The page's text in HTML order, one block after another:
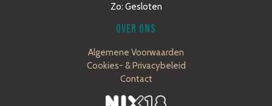
Zo: Gesloten
OVER ONS
Algemene Voorwaarden
Cookies- & Privacybeleid
Contact